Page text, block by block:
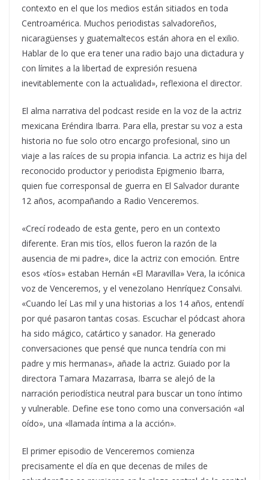
contexto en el que los medios están sitiados en toda
Centroamérica. Muchos periodistas salvadoreños,
nicaragüenses y guatemaltecos están ahora en el exilio.
Hablar de lo que era tener una radio bajo una dictadura y
con límites a la libertad de expresión resuena
inevitablemente con la actualidad», reflexiona el director.
El alma narrativa del podcast reside en la voz de la actriz
mexicana Eréndira Ibarra. Para ella, prestar su voz a esta
historia no fue solo otro encargo profesional, sino un
viaje a las raíces de su propia infancia. La actriz es hija del
reconocido productor y periodista Epigmenio Ibarra,
quien fue corresponsal de guerra en El Salvador durante
12 años, acompañando a Radio Venceremos.
«Crecí rodeado de esta gente, pero en un contexto
diferente. Eran mis tíos, ellos fueron la razón de la
ausencia de mi padre», dice la actriz con emoción. Entre
esos «tíos» estaban Hernán «El Maravilla» Vera, la icónica
voz de Venceremos, y el venezolano Henríquez Consalvi.
«Cuando leí Las mil y una historias a los 14 años, entendí
por qué pasaron tantas cosas. Escuchar el pódcast ahora
ha sido mágico, catártico y sanador. Ha generado
conversaciones que pensé que nunca tendría con mi
padre y mis hermanas», añade la actriz. Guiado por la
directora Tamara Mazarrasa, Ibarra se alejó de la
narración periodística neutral para buscar un tono íntimo
y vulnerable. Define ese tono como una conversación «al
oído», una «llamada íntima a la acción».
El primer episodio de Venceremos comienza
precisamente el día en que decenas de miles de